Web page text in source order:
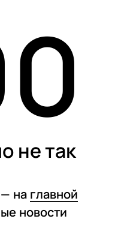
не так
— на главной
новости